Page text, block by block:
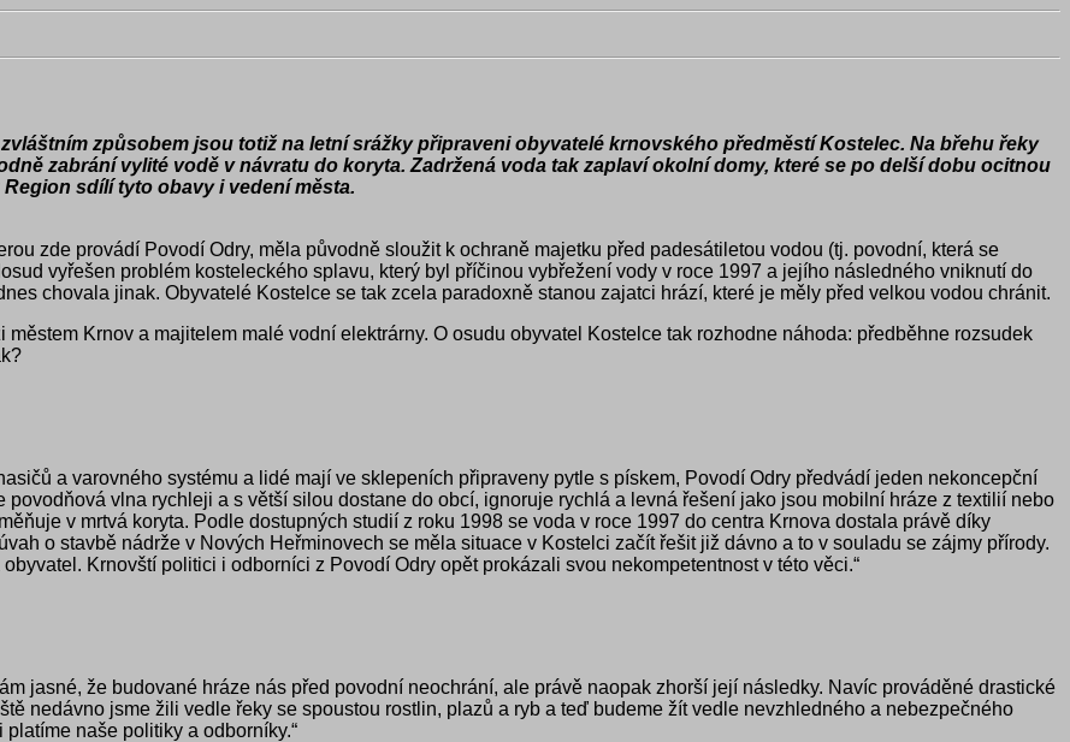
způsobem jsou totiž na letní srážky připraveni obyvatelé krnovského předměstí Kostelec. Na břehu řeky
zabrání vylité vodě v návratu do koryta. Zadržená voda tak zaplaví okolní domy, které se po delší dobu ocitnou
sdílí tyto obavy i vedení města.
zde provádí Povodí Odry, měla původně sloužit k ochraně majetku před padesátiletou vodou (tj. povodní, která se
vyřešen problém kosteleckého splavu, který byl příčinou vybřežení vody v roce 1997 a jejího následného vniknutí do
chovala jinak. Obyvatelé Kostelce se tak zcela paradoxně stanou zajatci hrází, které je měly před velkou vodou chránit.
Krnov a majitelem malé vodní elektrárny. O osudu obyvatel Kostelce tak rozhodne náhoda: předběhne rozsudek
a varovného systému a lidé mají ve sklepeních připraveny pytle s pískem, Povodí Odry předvádí jeden nekoncepční
povodňová vlna rychleji a s větší silou dostane do obcí, ignoruje rychlá a levná řešení jako jsou mobilní hráze z textilií nebo
v mrtvá koryta. Podle dostupných studií z roku 1998 se voda v roce 1997 do centra Krnova dostala právě díky
o stavbě nádrže v Nových Heřminovech se měla situace v Kostelci začít řešit již dávno a to v souladu se zájmy přírody.
Krnovští politici i odborníci z Povodí Odry opět prokázali svou nekompetentnost v této věci.“
jasné, že budované hráze nás před povodní neochrání, ale právě naopak zhorší její následky. Navíc prováděné drastické
nedávno jsme žili vedle řeky se spoustou rostlin, plazů a ryb a teď budeme žít vedle nevzhledného a nebezpečného
naše politiky a odborníky.“